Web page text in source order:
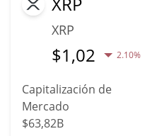
XRP
$1,02 2.10%
Capitalización de
Mercado
$63,82B